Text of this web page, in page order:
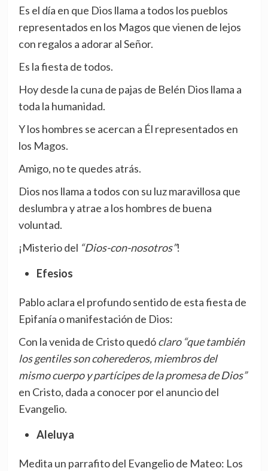
Es el día en que Dios llama a todos los pueblos
representados en los Magos que vienen de lejos
con regalos a adorar al Señor.
Es la fiesta de todos.
Hoy desde la cuna de pajas de Belén Dios llama a
toda la humanidad.
Y los hombres se acercan a Él representados en
los Magos.
Amigo, no te quedes atrás.
Dios nos llama a todos con su luz maravillosa que
deslumbra y atrae a los hombres de buena
voluntad.
¡Misterio del “Dios-con-nosotros”!
Efesios
Pablo aclara el profundo sentido de esta fiesta de
Epifanía o manifestación de Dios:
Con la venida de Cristo quedóclaro “que también
los gentiles son coherederos, miembros del
mismo cuerpo y partícipes de la promesa de Dios”
en Cristo, dada a conocer por el anuncio del
Evangelio.
Aleluya
Medita un parrafito del Evangelio de Mateo: Los